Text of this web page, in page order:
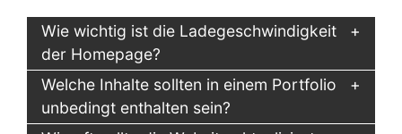
Wie wichtig ist die Ladegeschwindigkeit
der Homepage?
Welche Inhalte sollten in einem Portfolio
unbedingt enthalten sein?